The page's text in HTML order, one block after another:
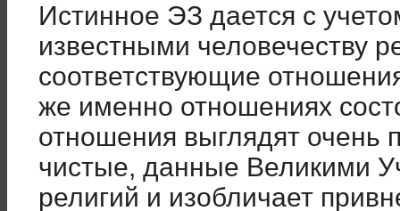
Истинное ЭЗ дается с
известными человечеству
соответствующие
же именно отношениях
отношения выглядят очень
чистые, данные Великими
религий и изобличает